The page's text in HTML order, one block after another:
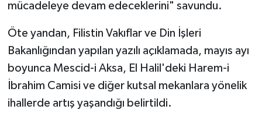
mücadeleye devam edeceklerini" savundu.
Öte yandan, Filistin Vakıflar ve Din İşleri
Bakanlığından yapılan yazılı açıklamada, mayıs ayı
boyunca Mescid-i Aksa, El Halil'deki Harem-i
İbrahim Camisi ve diğer kutsal mekanlara yönelik
ihallerde artış yaşandığı belirtildi.
Erzurum Müftülüğü
Eskişehir Müftülüğü
Gaziantep Müftülüğü
Giresun Müftülüğü